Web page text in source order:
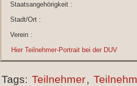
Staatsangehörigkeit :
Stadt/Ort :
Verein :
Hier Teilnehmer-Portrait bei der DUV
Tags: Teilnehmer,